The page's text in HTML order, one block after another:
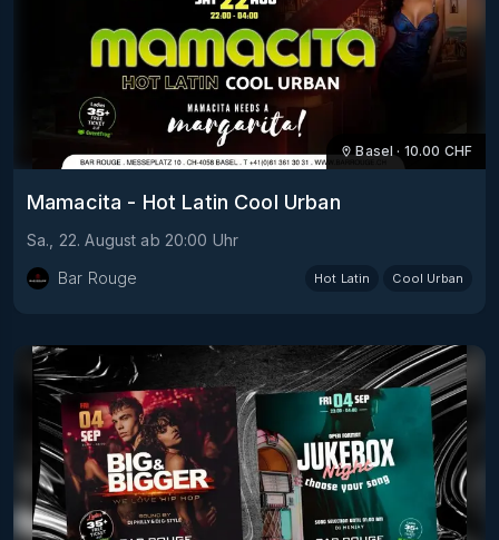
Basel · 10.00 CHF
Mamacita - Hot Latin Cool Urban
Sa., 22. August ab 20:00 Uhr
Bar Rouge
Hot Latin Cool Urban